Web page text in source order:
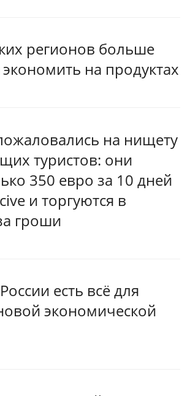
регионов больше
экономить на продуктах
на нищету
туристов: они
350 евро за 10 дней
и торгуются в
гроши
есть всё для
экономической